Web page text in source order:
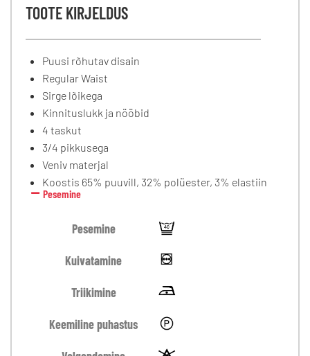
TOOTE KIRJELDUS
Puusi rõhutav disain
Regular Waist
Sirge lõikega
Kinnituslukk ja nööbid
4 taskut
3/4 pikkusega
Veniv materjal
Koostis 65% puuvill, 32% polüester, 3% elastiin
Pesemine
Pesemine
Kuivatamine
Triikimine
Keemiline puhastus